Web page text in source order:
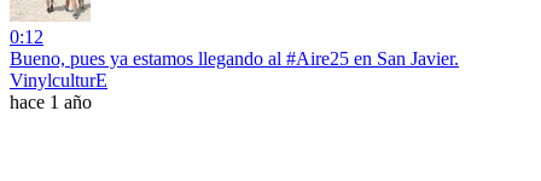
0:12
Bueno, pues ya estamos llegando al #Aire25 en San Javier.
VinylculturE
hace 1 año